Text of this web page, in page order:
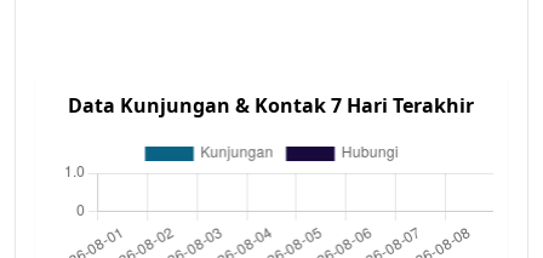
Data Kunjungan & Kontak 7 Hari Terakhir